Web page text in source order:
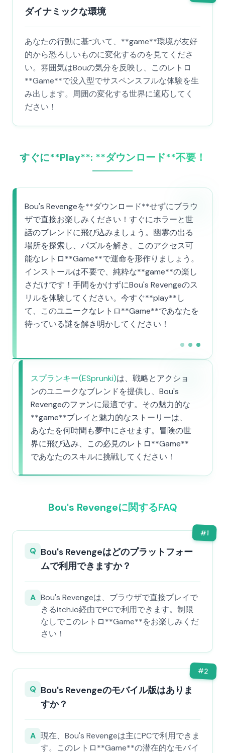
ダイナミックな環境
あなたの行動に基づいて、**game**環境が友好
的から恐ろしいものに変化するのを見てくださ
い。雰囲気はBouの気分を反映し、このレトロ
**Game**で没入型でサスペンスフルな体験を生
み出します。周囲の変化する世界に適応してく
ださい！
すぐに**Play**: **ダウンロード**不要！
Bou's Revengeを**ダウンロード**せずにブラウ
ザで直接お楽しみください！すぐにホラーと世
話のブレンドに飛び込みましょう。幽霊の出る
場所を探索し、パズルを解き、このアクセス可
能なレトロ**Game**で運命を形作りましょう。
インストールは不要で、純粋な**game**の楽し
さだけです！手間をかけずにBou's Revengeのス
リルを体験してください。今すぐ**play**し
て、このユニークなレトロ**Game**であなたを
待っている謎を解き明かしてください！
スプランキー(ESprunki)は、戦略とアクショ
ンのユニークなブレンドを提供し、Bou's
Revengeのファンに最適です。その魅力的な
**game**プレイと魅力的なストーリーは、
あなたを何時間も夢中にさせます。冒険の世
界に飛び込み、この必見のレトロ**Game**
であなたのスキルに挑戦してください！
Bou's Revengeに関するFAQ
#1
Q Bou's Revengeはどのプラットフォー
ムで利用できますか？
A Bou's Revengeは、ブラウザで直接プレイで
きるitch.io経由でPCで利用できます。制限
なしでこのレトロ**Game**をお楽しみくだ
さい！
#2
Q Bou's Revengeのモバイル版はありま
すか？
A 現在、Bou's Revengeは主にPCで利用できま
す。このレトロ**Game**の潜在的なモバイ